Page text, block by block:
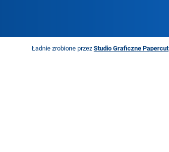
Ładnie zrobione przezStudio Graficzne Papercut